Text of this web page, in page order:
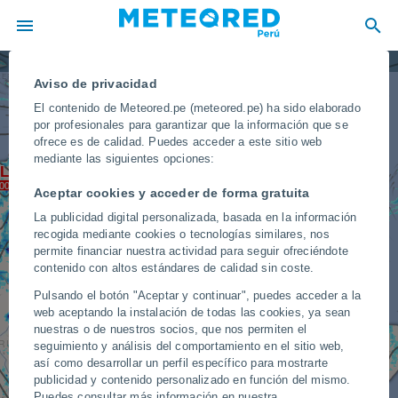
Aviso de privacidad
El contenido de Meteored.pe (meteored.pe) ha sido elaborado
por profesionales para garantizar que la información que se
ofrece es de calidad. Puedes acceder a este sitio web
mediante las siguientes opciones:
Aceptar cookies y acceder de forma gratuita
La publicidad digital personalizada, basada en la información
recogida mediante cookies o tecnologías similares, nos
permite financiar nuestra actividad para seguir ofreciéndote
contenido con altos estándares de calidad sin coste.
Pulsando el botón "Aceptar y continuar", puedes acceder a la
web aceptando la instalación de todas las cookies, ya sean
nuestras o de nuestros socios, que nos permiten el
seguimiento y análisis del comportamiento en el sitio web,
así como desarrollar un perfil específico para mostrarte
publicidad y contenido personalizado en función del mismo.
BRASIL
VENEZUELA
GUYANA
SURINAM
TRINIDAD Y TOBAGO
BARBADOS
DOMINICANA
ARUBA